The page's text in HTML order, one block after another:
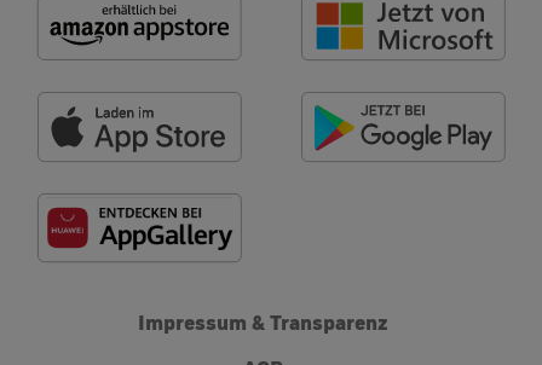
Impressum & Transparenz